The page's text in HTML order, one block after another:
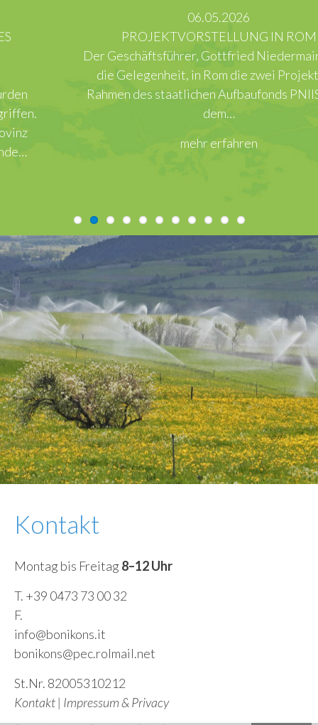
06.05.2026
PROJEKTVORSTELLUNG IN ROM
Der Geschäftsführer, Gottfried Niedermair, hatte
die Gelegenheit, in Rom die zwei Projekte im
Rahmen des staatlichen Aufbaufonds PNIISSI vor
mehr erfahren
Kontakt
Montag bis Freitag 8–12 Uhr
T. +39 0473 73 00 32
F.
info@bonikons.it
bonikons@pec.rolmail.net
St.Nr. 82005310212
Kontakt| Impressum & Privacy